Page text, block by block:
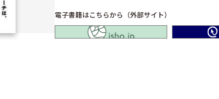
電子書籍はこちらから（外部サイト）